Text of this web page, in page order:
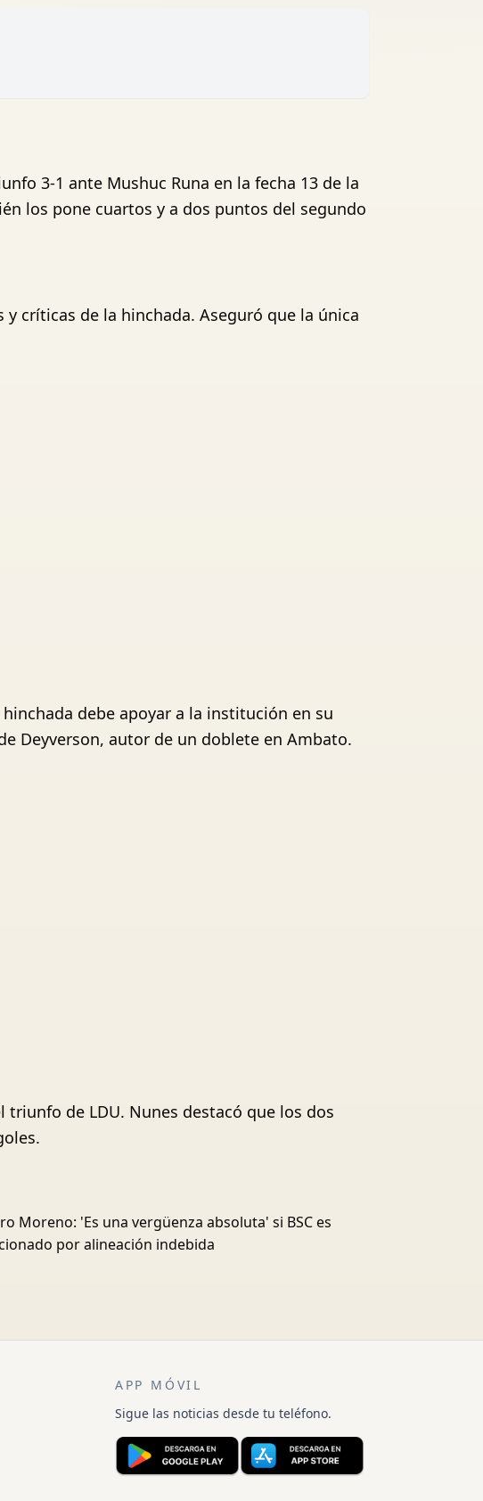
3-1 ante Mushuc Runa en la fecha 13 de la
los pone cuartos y a dos puntos del segundo
críticas de la hinchada. Aseguró que la única
debe apoyar a la institución en su
Deyverson, autor de un doblete en Ambato.
de LDU. Nunes destacó que los dos
Moreno: 'Es una vergüenza absoluta' si BSC es
por alineación indebida
APP MÓVIL
Sigue las noticias desde tu teléfono.